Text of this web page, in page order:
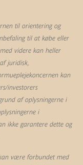
til orientering og
til at købe eller
videre kan heller
juridisk,
kan
investorers
af oplysningerne i
i
ikke garantere dette og
være forbundet med